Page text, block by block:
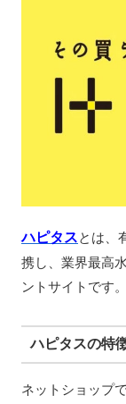
ハピタスとは、
携し、業界最高
ントサイトです。
ハピタスの特
ネットショップ